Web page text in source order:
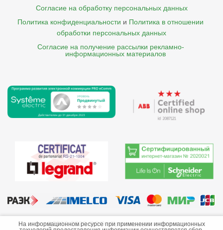
Согласие на обработку персональных данных
Политика конфиденциальности и Политика в отношении
обработки персональных данных
Согласие на получение рассылки рекламно-
    информационных материалов
©2013-2026 ООО «Краснодарэлектро»
На информационном ресурсе при применении информационных